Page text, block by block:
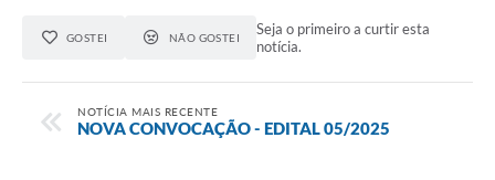
GOSTEI NÃO GOSTEI
Seja o primeiro a curtir esta
notícia.
NOTÍCIA MAIS RECENTE
NOVA CONVOCAÇÃO - EDITAL 05/2025